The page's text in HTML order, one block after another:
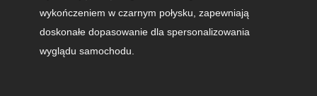
wykończeniem w czarnym połysku, zapewniają
doskonałe dopasowanie dla spersonalizowania
wyglądu samochodu.